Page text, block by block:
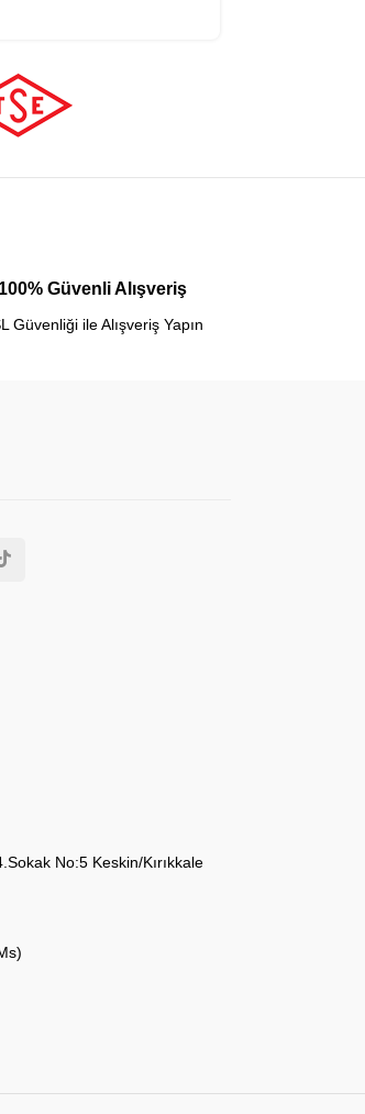
100% Güvenli Alışveriş
Güvenliği ile Alışveriş Yapın
No:5 Keskin/Kırıkkale